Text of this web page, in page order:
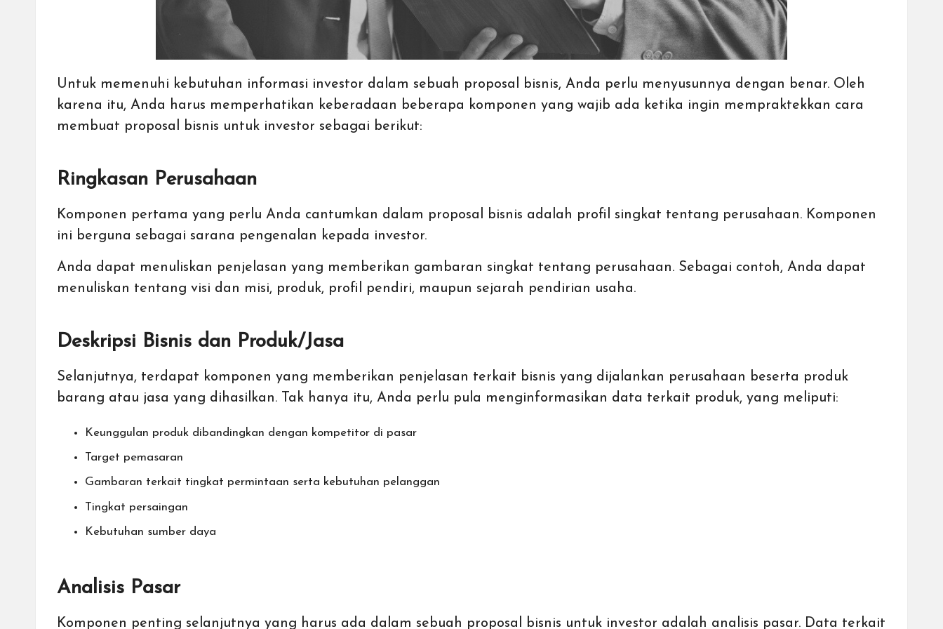
Untuk memenuhi kebutuhan informasi investor dalam sebuah proposal bisnis, Anda perlu menyusunnya dengan benar. Oleh
karena itu, Anda harus memperhatikan keberadaan beberapa komponen yang wajib ada ketika ingin mempraktekkan cara
membuat proposal bisnis untuk investor sebagai berikut:
Ringkasan Perusahaan
Komponen pertama yang perlu Anda cantumkan dalam proposal bisnis adalah profil singkat tentang perusahaan. Komponen
ini berguna sebagai sarana pengenalan kepada investor.
Anda dapat menuliskan penjelasan yang memberikan gambaran singkat tentang perusahaan. Sebagai contoh, Anda dapat
menuliskan tentang visi dan misi, produk, profil pendiri, maupun sejarah pendirian usaha.
Deskripsi Bisnis dan Produk/Jasa
Selanjutnya, terdapat komponen yang memberikan penjelasan terkait bisnis yang dijalankan perusahaan beserta produk
barang atau jasa yang dihasilkan. Tak hanya itu, Anda perlu pula menginformasikan data terkait produk, yang meliputi:
Keunggulan produk dibandingkan dengan kompetitor di pasar
Target pemasaran
Gambaran terkait tingkat permintaan serta kebutuhan pelanggan
Tingkat persaingan
Kebutuhan sumber daya
Analisis Pasar
Komponen penting selanjutnya yang harus ada dalam sebuah proposal bisnis untuk investor adalah analisis pasar. Data terkait